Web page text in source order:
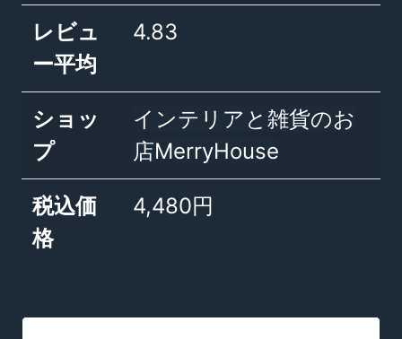
レビュ
ー平均
4.83
ショッ
プ
インテリアと雑貨のお
店MerryHouse
税込価
格
4,480円